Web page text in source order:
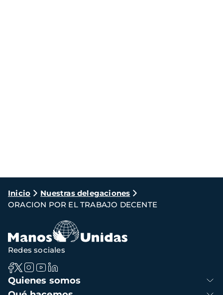
Ruta
de
navegación
Inicio
Nuestras delegaciones
ORACION POR EL TRABAJO DECENTE
Navegación
principal
Quienes somos
Redes sociales